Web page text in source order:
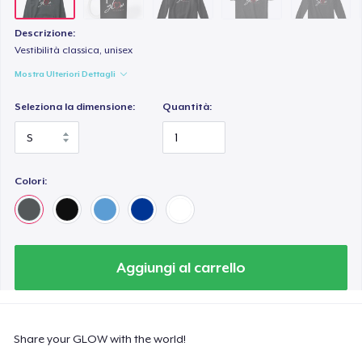
Descrizione:
Vestibilità classica, unisex
Mostra Ulteriori Dettagli
Seleziona la dimensione: Quantità:
Colori:
Aggiungi al carrello
Share your GLOW with the world!